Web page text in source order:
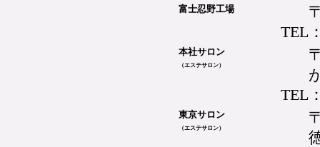
富士忍野工場
TEL
本社サロン
（エステサロン）
TEL
東京サロン
（エステサロン）